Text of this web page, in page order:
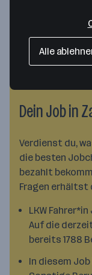
Dein Job in
Verdienst du,
die besten
bezahlt
Fragen erhältst
LKW
Auf die
bereits 1788
In diesem
Alle